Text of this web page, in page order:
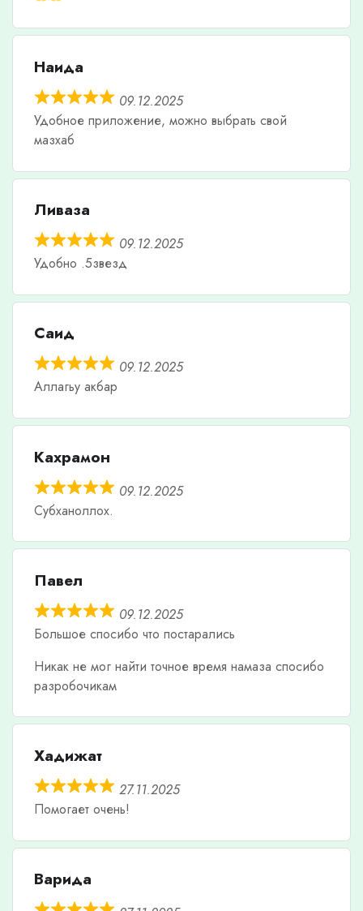
Наида
09.12.2025
Удобное приложение, можно выбрать свой
мазхаб
Ливаза
09.12.2025
Удобно .5звезд
Саид
09.12.2025
Аллагьу акбар
Кахрамон
09.12.2025
Субханоллох.
Павел
09.12.2025
Большое спосибо что постарались
Никак не мог найти точное время намаза спосибо
разробочикам
Хадижат
27.11.2025
Помогает очень!
Варида